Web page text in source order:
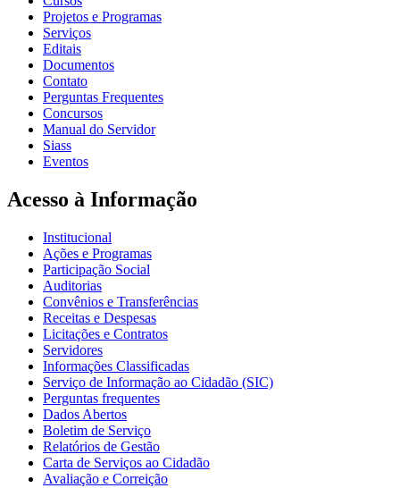
Projetos e Programas
Serviços
Editais
Documentos
Contato
Perguntas Frequentes
Concursos
Manual do Servidor
Siass
Eventos
Acesso à Informação
Institucional
Ações e Programas
Participação Social
Auditorias
Convênios e Transferências
Receitas e Despesas
Licitações e Contratos
Servidores
Informações Classificadas
Serviço de Informação ao Cidadão (SIC)
Perguntas frequentes
Dados Abertos
Boletim de Serviço
Relatórios de Gestão
Carta de Serviços ao Cidadão
Avaliação e Correição